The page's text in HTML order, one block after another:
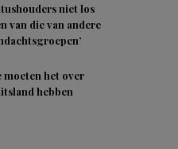
niet los
van die van andere
moeten het over
hebben